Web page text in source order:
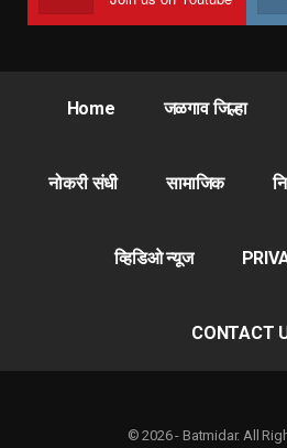
Home जळगाव जिल्हा
नोकरी संधी सामाजिक
व्हिडिओ न्यूज
CONTACT
© 2026 - Batmidar. All